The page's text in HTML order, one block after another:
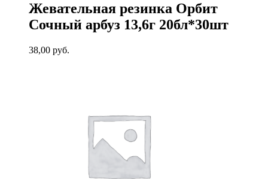
Жевательная резинка Орбит
Сочный арбуз 13,6г 20бл*30шт
38,00 руб.